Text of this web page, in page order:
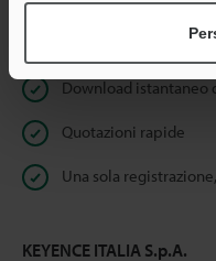
Download istantaneo
Quotazioni rapide
Una sola
KEYENCE ITALIA S.p.A.